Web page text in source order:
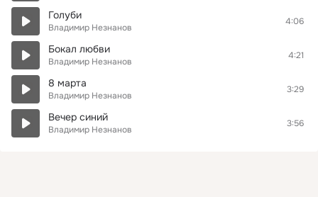
Голуби
Владимир Незнанов
4:06
Бокал любви
Владимир Незнанов
4:21
8 марта
Владимир Незнанов
3:29
Вечер синий
Владимир Незнанов
3:56